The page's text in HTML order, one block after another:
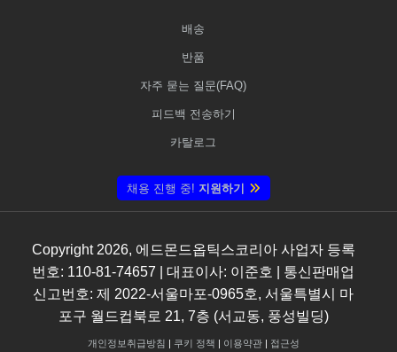
배송
반품
자주 묻는 질문(FAQ)
피드백 전송하기
카탈로그
채용 진행 중! 지원하기
Copyright 2026, 에드몬드옵틱스코리아 사업자 등록
번호: 110-81-74657 | 대표이사: 이준호 | 통신판매업
신고번호: 제 2022-서울마포-0965호, 서울특별시 마
포구 월드컵북로 21, 7층 (서교동, 풍성빌딩)
개인정보취급방침 | 쿠키 정책 | 이용약관| 접근성